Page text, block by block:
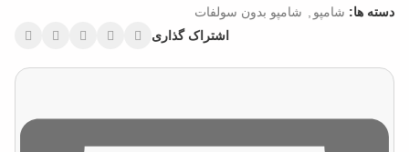
دسته ها: شامپو , شامپو بدون سولفات
اشتراک گذاری